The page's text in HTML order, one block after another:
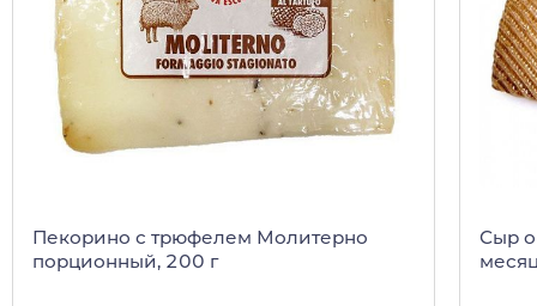
Пекорино с трюфелем Молитерно
порционный, 200 г
Сыр